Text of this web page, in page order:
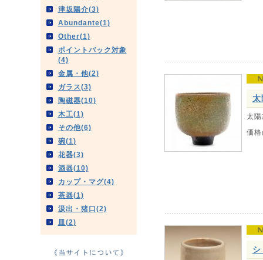
津坂陽介(3)
Abundante(1)
Other(1)
ポイントバック対象
(4)
金属・他(2)
ガラス(3)
陶磁器(10)
木工(1)
その他(6)
碗(1)
花器(3)
酒器(10)
カップ・マグ(4)
茶器(1)
汲出・猪口(2)
皿(2)
太
太
価格